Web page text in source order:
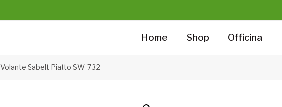
Home Shop Officina
Volante Sabelt Piatto SW-732